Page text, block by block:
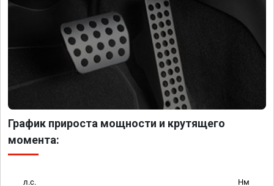
График прироста мощности и крутящего
момента:
л.с. Нм